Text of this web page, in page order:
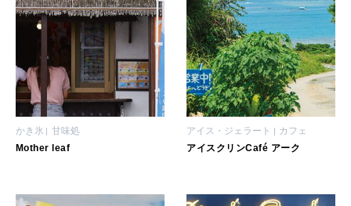
MAMA
ママもいろいろ
SUSTAINABLE
わたしができること
かき氷 甘味処
Mother leaf
アイス・ジェラート カフェ
アイスクリンCafé アーク